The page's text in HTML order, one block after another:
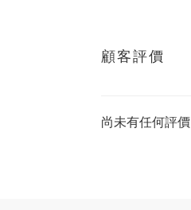
顧客評價
尚未有任何評價